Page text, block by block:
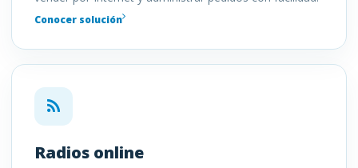
Conocer solución
Radios online